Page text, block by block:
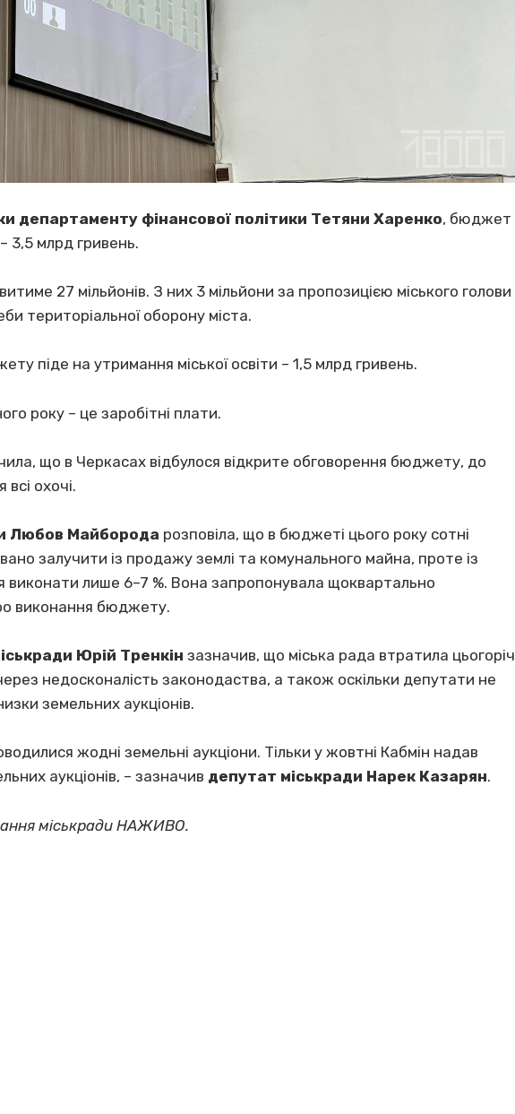
департаменту фінансової політики Тетяни Харенко, бюджет
3,5 млрд гривень.
27 мільйонів. З них 3 мільйони за пропозицією міського голови
територіальної оборону міста.
піде на утримання міської освіти – 1,5 млрд гривень.
року – це заробітні плати.
що в Черкасах відбулося відкрите обговорення бюджету, до
охочі.
Любов Майборода розповіла, що в бюджеті цього року сотні
залучити із продажу землі та комунального майна, проте із
виконати лише 6–7 %. Вона запропонувала щоквартально
виконання бюджету.
Юрій Тренкін зазначив, що міська рада втратила цьогоріч
недосконалість законодаства, а також оскільки депутати не
земельних аукціонів.
жодні земельні аукціони. Тільки у жовтні Кабмін надав
аукціонів, – зазначив депутат міськради Нарек Казарян.
міськради НАЖИВО.